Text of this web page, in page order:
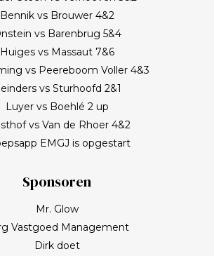
Bennik vs Brouwer 4&2
vs Barenbrug 5&4
Huiges vs Massaut 7&6
vs Peereboom Voller 4&3
vs Sturhoofd 2&1
Luyer vs Boehlé 2 up
vs Van de Rhoer 4&2
EMGJ is opgestart
Sponsoren
Mr. Glow
Vastgoed Management
Dirk doet